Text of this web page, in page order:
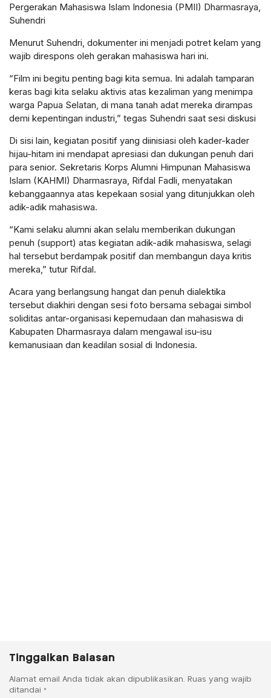
Pergerakan Mahasiswa Islam Indonesia (PMII) Dharmasraya,
Suhendri
Menurut Suhendri, dokumenter ini menjadi potret kelam yang
wajib direspons oleh gerakan mahasiswa hari ini.
“Film ini begitu penting bagi kita semua. Ini adalah tamparan
keras bagi kita selaku aktivis atas kezaliman yang menimpa
warga Papua Selatan, di mana tanah adat mereka dirampas
demi kepentingan industri,” tegas Suhendri saat sesi diskusi
Di sisi lain, kegiatan positif yang diinisiasi oleh kader-kader
hijau-hitam ini mendapat apresiasi dan dukungan penuh dari
para senior. Sekretaris Korps Alumni Himpunan Mahasiswa
Islam (KAHMI) Dharmasraya, Rifdal Fadli, menyatakan
kebanggaannya atas kepekaan sosial yang ditunjukkan oleh
adik-adik mahasiswa.
“Kami selaku alumni akan selalu memberikan dukungan
penuh (support) atas kegiatan adik-adik mahasiswa, selagi
hal tersebut berdampak positif dan membangun daya kritis
mereka,” tutur Rifdal.
Acara yang berlangsung hangat dan penuh dialektika
tersebut diakhiri dengan sesi foto bersama sebagai simbol
soliditas antar-organisasi kepemudaan dan mahasiswa di
Kabupaten Dharmasraya dalam mengawal isu-isu
kemanusiaan dan keadilan sosial di Indonesia.
Tinggalkan Balasan
Alamat email Anda tidak akan dipublikasikan. Ruas yang wajib
ditandai *